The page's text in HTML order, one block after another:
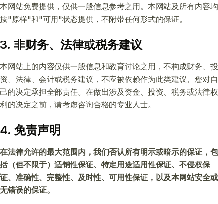
本网站免费提供，仅供一般信息参考之用。本网站及所有内容均
按"原样"和"可用"状态提供，不附带任何形式的保证。
3. 非财务、法律或税务建议
本网站上的内容仅供一般信息和教育讨论之用，不构成财务、投
资、法律、会计或税务建议，不应被依赖作为此类建议。您对自
己的决定承担全部责任。在做出涉及资金、投资、税务或法律权
利的决定之前，请考虑咨询合格的专业人士。
4. 免责声明
在法律允许的最大范围内，我们否认所有明示或暗示的保证，包
括（但不限于）适销性保证、特定用途适用性保证、不侵权保
证、准确性、完整性、及时性、可用性保证，以及本网站安全或
无错误的保证。